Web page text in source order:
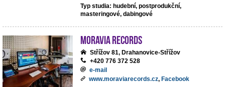
Typ studia: hudební, postprodukční,
masteringové, dabingové
Moravia Records
Střížov 81, Drahanovice-Střížov
+420 776 372 528
e-mail
www.moraviarecords.cz, Facebook